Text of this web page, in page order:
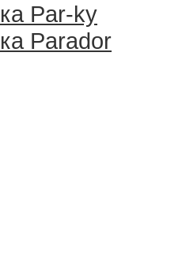
Par-ky
Parador